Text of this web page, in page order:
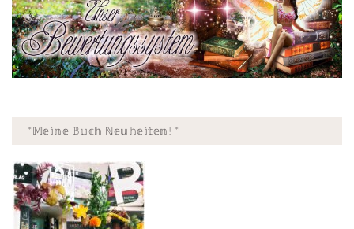
*𝕄𝕖𝕚𝕟𝕖 𝔹𝕦𝕔𝕙 ℕ𝕖𝕦𝕙𝕖𝕚𝕥𝕖𝕟! *